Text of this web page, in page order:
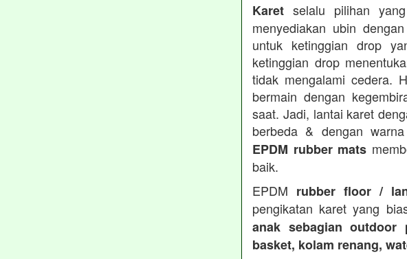
Karet selalu pilihan
menyediakan ubin
untuk ketinggian drop
ketinggian drop
tidak mengalami cedera.
bermain dengan
saat. Jadi, lantai karet
berbeda & dengan
EPDM rubber mats
baik.
EPDM rubber floor /
pengikatan karet yang
anak sebagian outdoor
basket, kolam renang,